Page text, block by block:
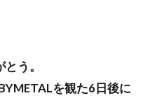
う。
を観た6日後に